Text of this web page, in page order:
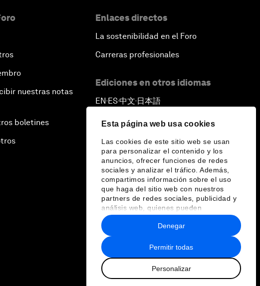
Esta página web usa cookies
Las cookies de este sitio web se usan
para personalizar el contenido y los
anuncios, ofrecer funciones de redes
sociales y analizar el tráfico. Además,
compartimos información sobre el uso
que haga del sitio web con nuestros
partners de redes sociales, publicidad y
análisis web, quienes pueden
combinarla con otra información que les
haya proporcionado o que hayan
recopilado a partir del uso que haya
hecho de sus servicios.
Permitir todas
Personalizar
Denegar
nuestras notas
boletines
Enlaces directos
La sostenibilidad en el Foro
Carreras profesionales
Ediciones en otros idiomas
EN ▪ ES▪中文▪ 日本語